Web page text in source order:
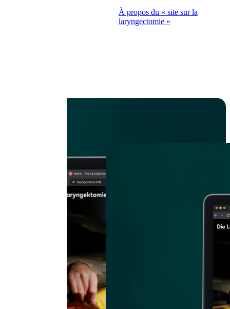
À propos du « site sur la
laryngectomie »